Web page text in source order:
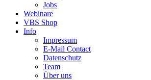
Jobs
Webinare
VBS Shop
Info
Impressum
E-Mail Contact
Datenschutz
Team
Über uns